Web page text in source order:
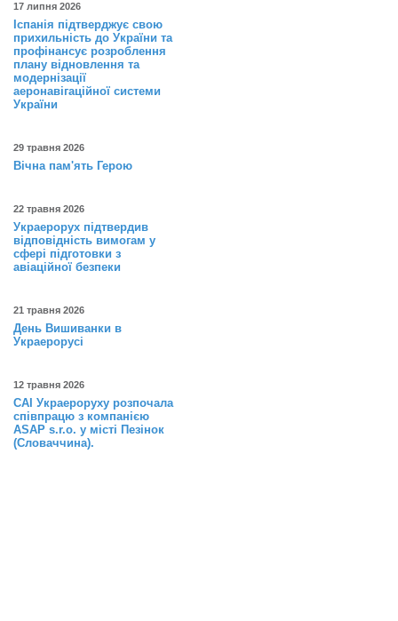
17 липня 2026
Іспанія підтверджує свою
прихильність до України та
профінансує розроблення
плану відновлення та
модернізації
аеронавігаційної системи
України
29 травня 2026
Вічна пам'ять Герою
22 травня 2026
Украерорух підтвердив
відповідність вимогам у
сфері підготовки з
авіаційної безпеки
21 травня 2026
День Вишиванки в
Украерорусі
12 травня 2026
САІ Украероруху розпочала
співпрацю з компанією
ASAP s.r.o. у місті Пезінок
(Словаччина).